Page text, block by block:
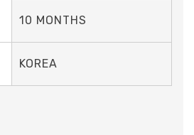
10 MONTHS
KOREA